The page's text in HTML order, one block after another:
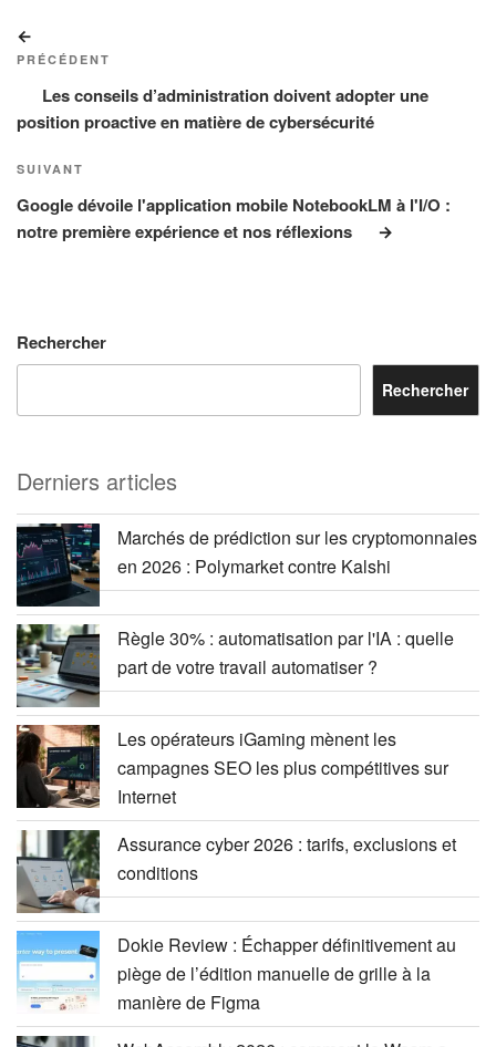
de
l’article
précédent
PRÉCÉDENT
Les conseils d’administration doivent adopter une
position proactive en matière de cybersécurité
Article
suivant
SUIVANT
Google dévoile l'application mobile NotebookLM à l'I/O :
notre première expérience et nos réflexions
Rechercher
Rechercher
Derniers articles
Marchés de prédiction sur les cryptomonnaies
en 2026 : Polymarket contre Kalshi
Règle 30% : automatisation par l'IA : quelle
part de votre travail automatiser ?
Les opérateurs iGaming mènent les
campagnes SEO les plus compétitives sur
Internet
Assurance cyber 2026 : tarifs, exclusions et
conditions
Dokie Review : Échapper définitivement au
piège de l’édition manuelle de grille à la
manière de Figma